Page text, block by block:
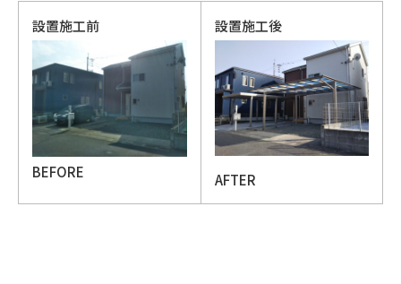
設置施工前
BEFORE
設置施工後
AFTER